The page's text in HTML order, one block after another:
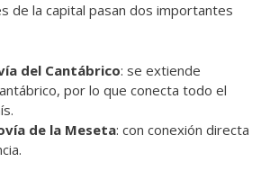
de la capital pasan dos importantes
del Cantábrico: se extiende
por lo que conecta todo el
de la Meseta: con conexión directa